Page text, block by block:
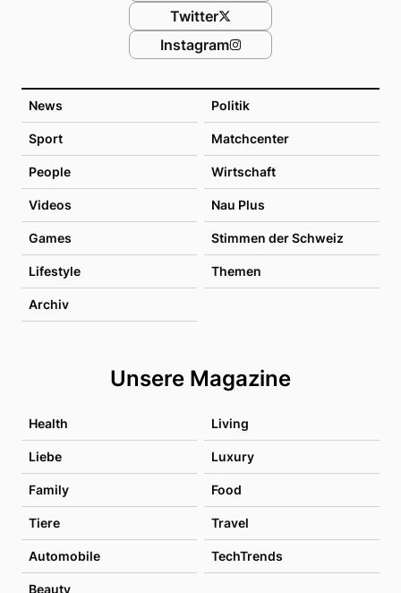
News Politik
Sport Matchcenter
People Wirtschaft
Videos Nau Plus
Games Stimmen der Schweiz
Lifestyle Themen
Archiv
Unsere Magazine
Health Living
Liebe Luxury
Family Food
Tiere Travel
Automobile TechTrends
Beauty
Twitter
Instagram